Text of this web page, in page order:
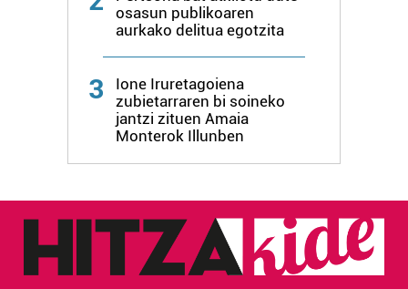
osasun publikoaren
aurkako delitua egotzita
3
Ione Iruretagoiena
zubietarraren bi soineko
jantzi zituen Amaia
Monterok Illunben